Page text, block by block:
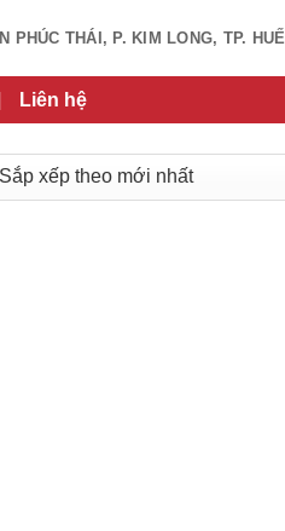
PHÚC THÁI, P. KIM LONG, TP. HUẾ
Liên hệ